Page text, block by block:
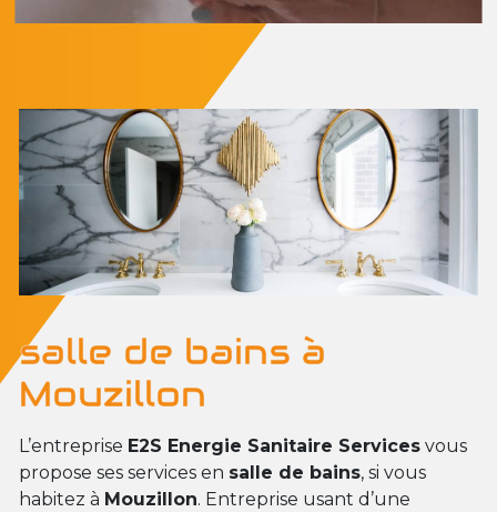
salle de bains à
Mouzillon
L’entreprise E2S Energie Sanitaire Services vous
propose ses services en salle de bains, si vous
habitez à Mouzillon. Entreprise usant d’une